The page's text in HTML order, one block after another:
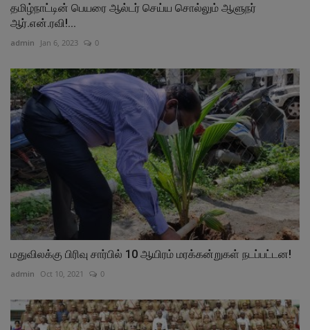
தமிழ்நாட்டின் பெயரை ஆல்டர் செய்ய சொல்லும் ஆளுநர்
ஆர்.என்.ரவி!...
admin Jan 6, 2023 0
மதுவிலக்கு பிரிவு சார்பில் 10 ஆயிரம் மரக்கன்றுகள் நடப்பட்டன!
admin Oct 10, 2021 0